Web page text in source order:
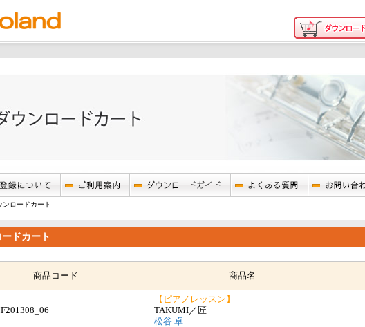
ンロードカート
ドカート
商品コード 商品名
【ピアノレッスン】
TAKUMI／匠
松谷 卓